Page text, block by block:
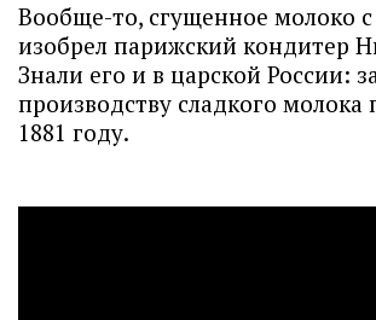
Вообще-то, сгущенное молоко
изобрел парижский кондитер
Знали его и в царской России:
производству сладкого молока
1881 году.